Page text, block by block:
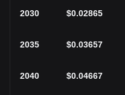
2030 $0.02865
2035 $0.03657
2040 $0.04667